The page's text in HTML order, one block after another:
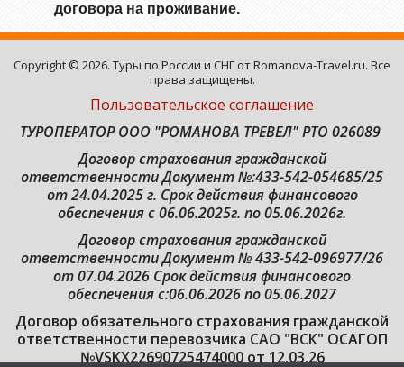
договора на проживание.
Copyright © 2026. Туры по России и СНГ от Romanova-Travel.ru. Все
права защищены.
Пользовательское соглашение
ТУРОПЕРАТОР ООО "РОМАНОВА ТРЕВЕЛ" РТО 026089
Договор страхования гражданской
ответственностиДокумент №:433-542-054685/25
от 24.04.2025 г. Срок действия финансового
обеспечения с 06.06.2025г. по 05.06.2026г.
Договор страхования гражданской
ответственности Документ № 433-542-096977/26
от 07.04.2026 Срок действия финансового
обеспечения с:06.06.2026 по 05.06.2027
Договор обязательного страхования гражданской
ответственности перевозчика САО "ВСК" ОСАГОП
№VSKX22690725474000 от 12.03.26